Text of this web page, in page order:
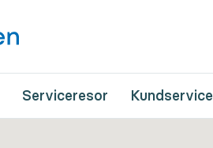
Serviceresor Kundservice